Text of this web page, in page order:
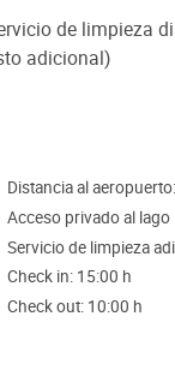
de limpieza
adicional)
Distancia al
Acceso privado al lago
Servicio de limpieza
Check in: 15:00 h
Check out: 10:00 h